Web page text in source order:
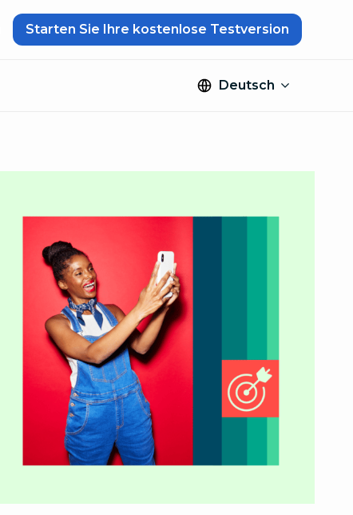
Starten Sie Ihre kostenlose Testversion
Deutsch